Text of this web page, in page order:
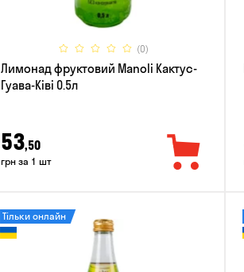
(0)
Лимонад фруктовий Manoli Кактус-
Гуава-Ківі 0.5л
53,50
грн за 1 шт
Тільки онлайн